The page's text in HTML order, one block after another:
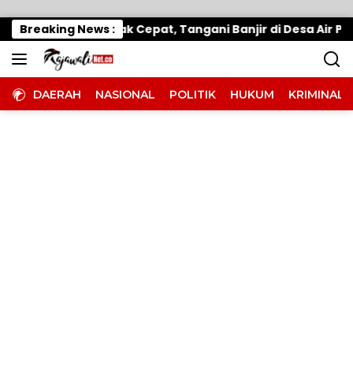
Breaking News :
Parimo Gerak Cepat, Tangani Banjir di Desa Air
DAERAH NASIONAL POLITIK HUKUM KRIMINAL